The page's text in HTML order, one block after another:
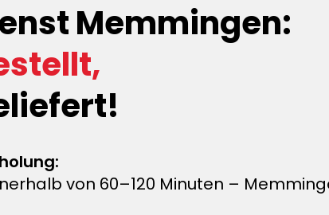
Memmingen:
von 60–120 Minuten –